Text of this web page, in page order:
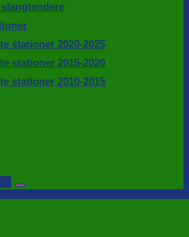
stationer 2020-2025
stationer 2015-2020
stationer 2010-2015